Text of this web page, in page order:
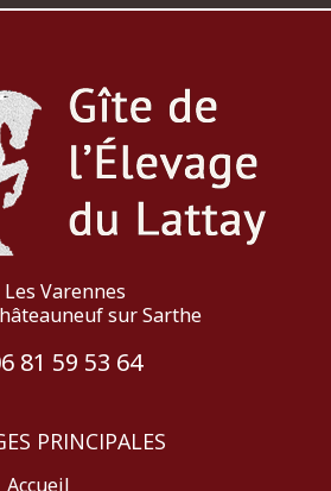
Les Varennes
sur Sarthe
81 59 53 64
PRINCIPALES
Accueil